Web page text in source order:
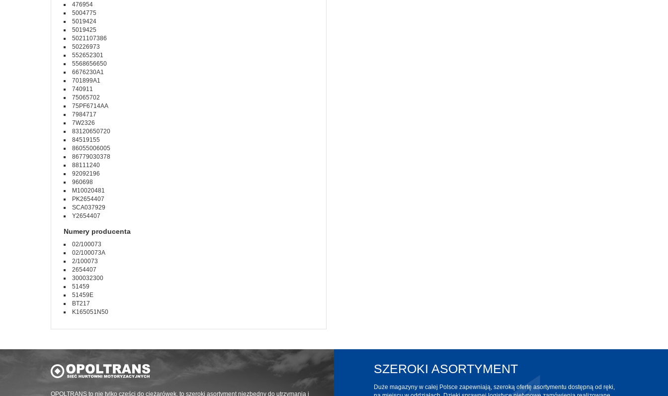
476954
5004775
5019424
5019425
5021107386
50226973
552652301
5568656650
6676230A1
701899A1
740911
75065702
75PF6714AA
7984717
7W2326
83120650720
84519155
86055006005
86779030378
88111240
92092196
960698
M10020481
PK2654407
SCA037929
Y2654407
Numery producenta
02/100073
02/100073A
2/100073
2654407
300032300
51459
51459E
BT217
K165051N50
OPOLTRANS to nie tylko części do ciężarówek, to szeroki asortyment niezbędny do utrzymania i
SZEROKI ASORTYMENT
Duże magazyny w całej Polsce zapewniają, szeroką ofertę asortymentu dostępną od ręki,